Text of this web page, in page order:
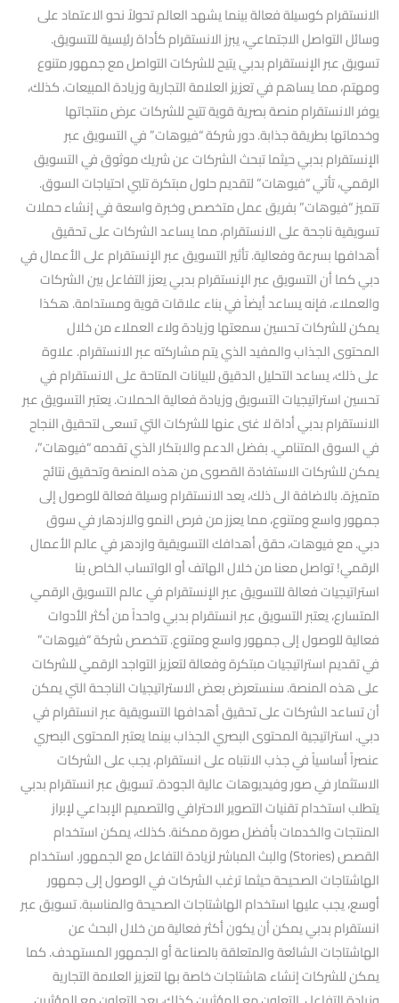
الانستقرام كوسيلة فعالة بينما يشهد العالم تحولاً نحو الاعتماد على
وسائل التواصل الاجتماعي، يبرز الانستقرام كأداة رئيسية للتسويق.
تسويق عبر الإنستقرام بدبي يتيح للشركات التواصل مع جمهور متنوع
ومهتم، مما يساهم في تعزيز العلامة التجارية وزيادة المبيعات. كذلك،
يوفر الانستقرام منصة بصرية قوية تتيح للشركات عرض منتجاتها
وخدماتها بطريقة جذابة. دور شركة “فيوهات” في التسويق عبر
الإنستقرام بدبي حيثما تبحث الشركات عن شريك موثوق في التسويق
الرقمي، تأتي “فيوهات” لتقديم حلول مبتكرة تلبي احتياجات السوق.
تتميز “فيوهات” بفريق عمل متخصص وخبرة واسعة في إنشاء حملات
تسويقية ناجحة على الانستقرام، مما يساعد الشركات على تحقيق
أهدافها بسرعة وفعالية. تأثير التسويق عبر الإنستقرام على الأعمال في
دبي كما أن التسويق عبر الإنستقرام بدبي يعزز التفاعل بين الشركات
والعملاء، فإنه يساعد أيضاً في بناء علاقات قوية ومستدامة. هكذا
يمكن للشركات تحسين سمعتها وزيادة ولاء العملاء من خلال
المحتوى الجذاب والمفيد الذي يتم مشاركته عبر الانستقرام. علاوة
على ذلك، يساعد التحليل الدقيق للبيانات المتاحة على الانستقرام في
تحسين استراتيجيات التسويق وزيادة فعالية الحملات. يعتبر التسويق عبر
الانستقرام بدبي أداة لا غنى عنها للشركات التي تسعى لتحقيق النجاح
في السوق المتنامي. بفضل الدعم والابتكار الذي تقدمه “فيوهات”،
يمكن للشركات الاستفادة القصوى من هذه المنصة وتحقيق نتائج
متميزة. بالاضافة الى ذلك، يعد الانستقرام وسيلة فعالة للوصول إلى
جمهور واسع ومتنوع، مما يعزز من فرص النمو والازدهار في سوق
دبي. مع فيوهات، حقق أهدافك التسويقية وازدهر في عالم الأعمال
الرقمي! تواصل معنا من خلال الهاتف أو الواتساب الخاص بنا
استراتيجيات فعالة للتسويق عبر الإنستقرام في عالم التسويق الرقمي
المتسارع، يعتبر التسويق عبر انستقرام بدبي واحداً من أكثر الأدوات
فعالية للوصول إلى جمهور واسع ومتنوع. تتخصص شركة “فيوهات”
في تقديم استراتيجيات مبتكرة وفعالة لتعزيز التواجد الرقمي للشركات
على هذه المنصة. سنستعرض بعض الاستراتيجيات الناجحة التي يمكن
أن تساعد الشركات على تحقيق أهدافها التسويقية عبر انستقرام في
دبي. استراتيجية المحتوى البصري الجذاب بينما يعتبر المحتوى البصري
عنصراً أساسياً في جذب الانتباه على انستقرام، يجب على الشركات
الاستثمار في صور وفيديوهات عالية الجودة. تسويق عبر انستقرام بدبي
يتطلب استخدام تقنيات التصوير الاحترافي والتصميم الإبداعي لإبراز
المنتجات والخدمات بأفضل صورة ممكنة. كذلك، يمكن استخدام
القصص (Stories) والبث المباشر لزيادة التفاعل مع الجمهور. استخدام
الهاشتاجات الصحيحة حيثما ترغب الشركات في الوصول إلى جمهور
أوسع، يجب عليها استخدام الهاشتاجات الصحيحة والمناسبة. تسويق عبر
انستقرام بدبي يمكن أن يكون أكثر فعالية من خلال البحث عن
الهاشتاجات الشائعة والمتعلقة بالصناعة أو الجمهور المستهدف. كما
يمكن للشركات إنشاء هاشتاجات خاصة بها لتعزيز العلامة التجارية